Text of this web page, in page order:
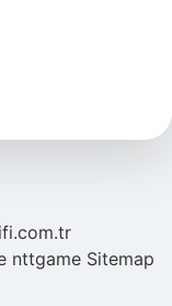
nttgame Sitemap